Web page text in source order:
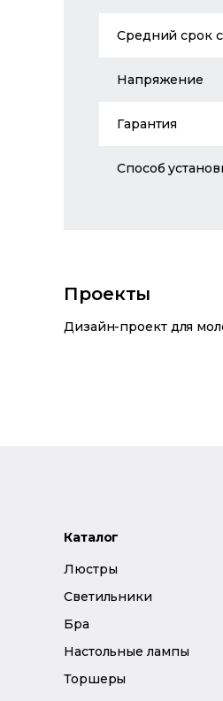
Средний срок
Напряжение
Гарантия
Способ
Проекты
Дизайн-проект для
Каталог
Люстры
Светильники
Бра
Настольные лампы
Торшеры